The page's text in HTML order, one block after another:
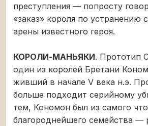
преступления — попросту
«заказ» короля по устранению
арены известного героя.
КОРОЛИ-МАНЬЯКИ. Прототип
один из королей Бретани
живший в начале V века н.э.
больше подходит серийному
тем, Кономон был из самого
благороднейшего семейства —